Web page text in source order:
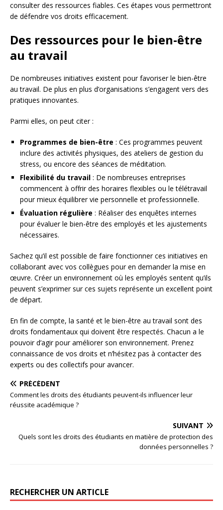
consulter des ressources fiables. Ces étapes vous permettront
de défendre vos droits efficacement.
Des ressources pour le bien-être
au travail
De nombreuses initiatives existent pour favoriser le bien-être
au travail. De plus en plus d’organisations s’engagent vers des
pratiques innovantes.
Parmi elles, on peut citer :
Programmes de bien-être : Ces programmes peuvent
inclure des activités physiques, des ateliers de gestion du
stress, ou encore des séances de méditation.
Flexibilité du travail : De nombreuses entreprises
commencent à offrir des horaires flexibles ou le télétravail
pour mieux équilibrer vie personnelle et professionnelle.
Évaluation régulière : Réaliser des enquêtes internes
pour évaluer le bien-être des employés et les ajustements
nécessaires.
Sachez qu’il est possible de faire fonctionner ces initiatives en
collaborant avec vos collègues pour en demander la mise en
œuvre. Créer un environnement où les employés sentent qu’ils
peuvent s’exprimer sur ces sujets représente un excellent point
de départ.
En fin de compte, la santé et le bien-être au travail sont des
droits fondamentaux qui doivent être respectés. Chacun a le
pouvoir d’agir pour améliorer son environnement. Prenez
connaissance de vos droits et n’hésitez pas à contacter des
experts ou des collectifs pour avancer.
PRÉCÉDENT
Comment les droits des étudiants peuvent-ils influencer leur
réussite académique ?
SUIVANT
Quels sont les droits des étudiants en matière de protection des
données personnelles ?
RECHERCHER UN ARTICLE